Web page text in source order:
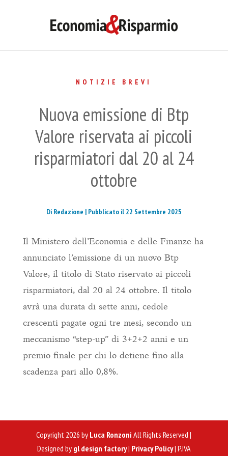
NOTIZIE BREVI
Nuova emissione di Btp
Valore riservata ai piccoli
risparmiatori dal 20 al 24
ottobre
Di Redazione | Pubblicato il 22 Settembre 2025
Il Ministero dell’Economia e delle Finanze ha
annunciato l’emissione di un nuovo Btp
Valore, il titolo di Stato riservato ai piccoli
risparmiatori, dal 20 al 24 ottobre. Il titolo
avrà una durata di sette anni, cedole
crescenti pagate ogni tre mesi, secondo un
meccanismo “step-up” di 3+2+2 anni e un
premio finale per chi lo detiene fino alla
scadenza pari allo 0,8%.
Copyright 2026 by Luca Ronzoni All Rights Reserved |
Designed by gl design factory| Privacy Policy| P.IVA